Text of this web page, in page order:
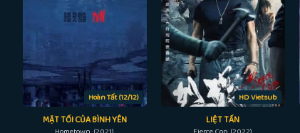
Hoàn Tất (12/12)
MẶT TỐI CỦA BÌNH YÊN
HD Vietsub
LIỆT TẤN